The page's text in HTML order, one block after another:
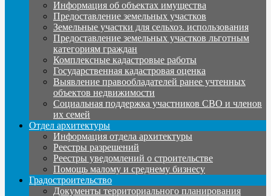
Информация об объектах имущества
Предоставление земельных участков
Земельные участки для сельхоз. использования
Предоставление земельных участков льготным
категориям граждан
Комплексные кадастровые работы
Государственная кадастровая оценка
Выявление правообладателей ранее учтенных
объектов недвижимости
Социальная поддержка участников СВО и членов
их семей
Отдел архитектуры
Информация отдела архитектуры
Реестры разрешений
Реестры уведомлений о строительстве
Помощь малому и среднему бизнесу
Градостроительство
Документы территориального планирования